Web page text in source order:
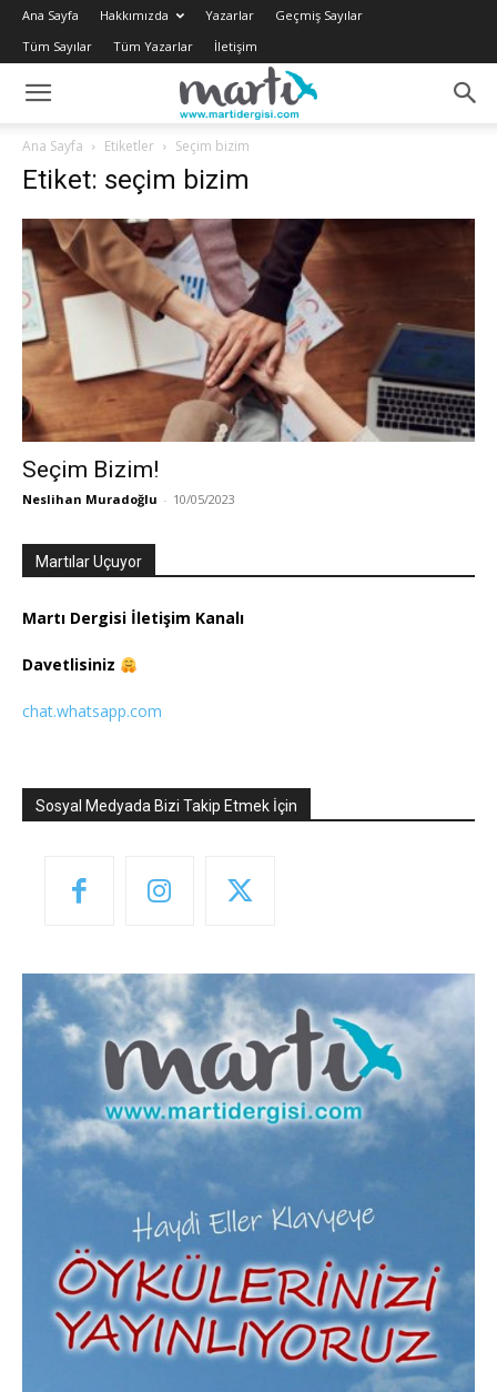
Ana Sayfa Hakkımızda Yazarlar
Geçmiş Sayılar
Tüm Sayılar
Tüm Yazarlar İletişim
Ana Sayfa Etiketler Seçim bizim
Etiket: seçim bizim
Seçim Bizim!
Neslihan Muradoğlu - 10/05/2023
Martılar Uçuyor
Martı Dergisi İletişim Kanalı
Davetlisiniz
chat.whatsapp.com
Sosyal Medyada Bizi Takip Etmek İçin